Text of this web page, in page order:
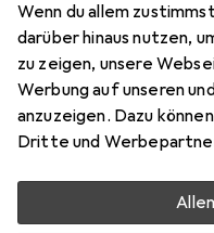
Wenn du allem
darüber hinaus nutzen,
zu zeigen, unsere
Werbung auf unseren
anzuzeigen. Dazu
Dritte und
3
Bewertungen
5 Stück an Lager
Lieferort angeben